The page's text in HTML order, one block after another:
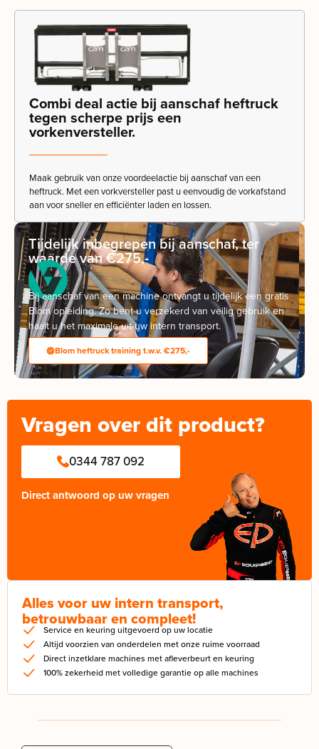
Combi deal actie bij aanschaf heftruck
tegen scherpe prijs een
vorkenversteller.
Maak gebruik van onze voordeelactie bij aanschaf van een
heftruck. Met een vorkversteller past u eenvoudig de vorkafstand
aan voor sneller en efficiënter laden en lossen.
Tijdelijk inbegrepen bij aanschaf, ter
waarde van €275,-
Bij aanschaf van een machine ontvangt u tijdelijk een gratis
Blom opleiding. Zo bent u verzekerd van veilig gebruik en
haalt u het maximale uit uw intern transport.
Blom heftruck training t.w.v. €275,-
Vragen over dit product?
0344 787 092
Direct antwoord op uw vragen
Alles voor uw intern transport,
betrouwbaar en compleet!
Service en keuring uitgevoerd op uw locatie
Altijd voorzien van onderdelen met onze ruime voorraad
Direct inzetklare machines met afleverbeurt en keuring
100% zekerheid met volledige garantie op alle machines